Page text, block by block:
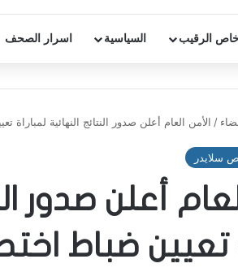
الرقيب السياسية اسرار الصحف
/ الأمن العام أعلن صدور النتائج النهائية لمباراة
سلايدر
أعلن صدور
تعيين ضباط